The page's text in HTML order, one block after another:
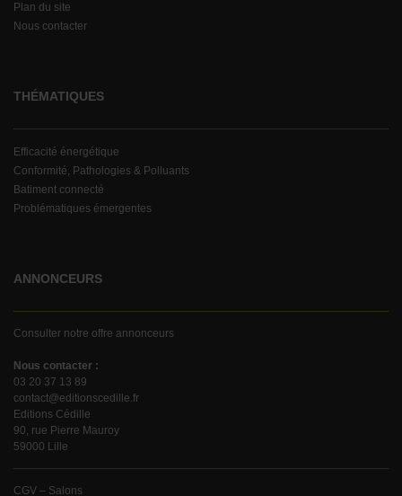
Plan du site
Nous contacter
THÉMATIQUES
Efficacité énergétique
Conformité, Pathologies & Polluants
Batiment connecté
Problématiques émergentes
ANNONCEURS
Consulter notre offre annonceurs
Nous contacter :
03 20 37 13 89
contact@editionscedille.fr
Editions Cédille
90, rue Pierre Mauroy
59000 Lille
CGV – Salons